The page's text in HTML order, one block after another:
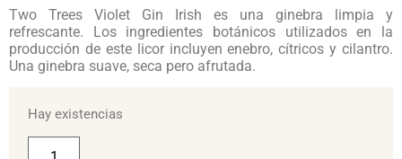
Two Trees Violet Gin Irish es una ginebra limpia y
refrescante. Los ingredientes botánicos utilizados en la
producción de este licor incluyen enebro, cítricos y cilantro.
Una ginebra suave, seca pero afrutada.
Hay existencias